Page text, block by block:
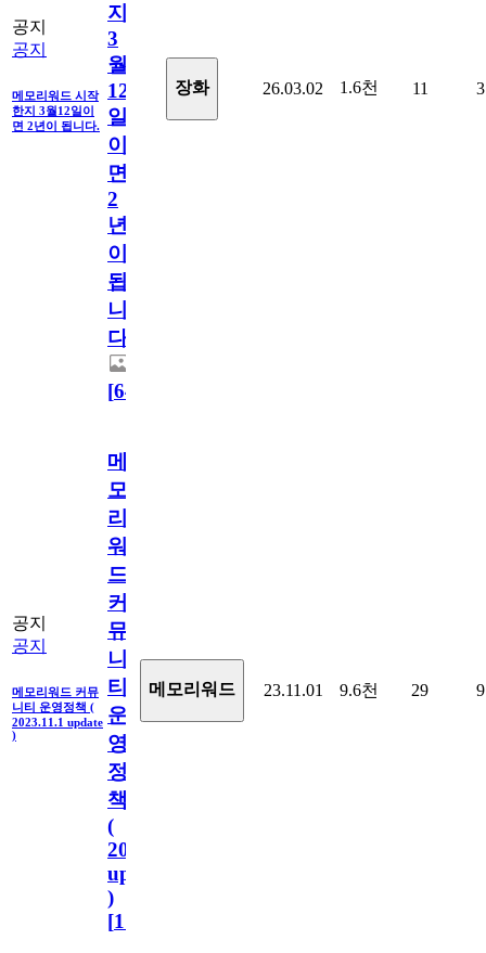
공지
공지
메모리워드 시작
한지 3월12일이
면 2년이 됩니다.
지
3
월
12
일
이
면
2
년
이
됩
니
다.
[64
장화 26.03.02 1.6천 11 3
공지
공지
메모리워드 커뮤
니티 운영정책 (
2023.11.1 update
)
메
모
리
워
드
커
뮤
니
티
운
영
정
책
(
2023.11.1
update
)
[110
메모리워드 23.11.01 9.6천 29 9